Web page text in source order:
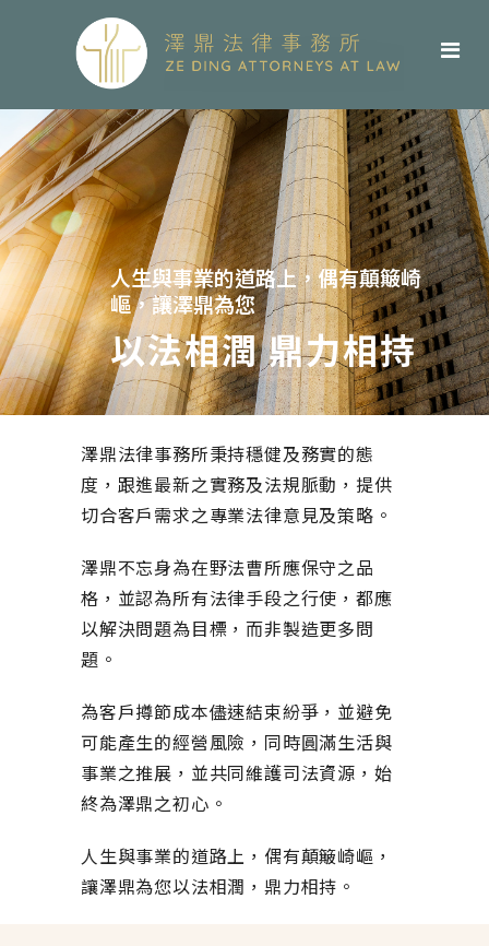
人生與事業的道路上，偶有顛簸崎
嶇，讓澤鼎為您
以法相潤 鼎力相持
澤鼎法律事務所秉持穩健及務實的態
度，跟進最新之實務及法規脈動，提供
切合客戶需求之專業法律意見及策略。
澤鼎不忘身為在野法曹所應保守之品
格，並認為所有法律手段之行使，都應
以解決問題為目標，而非製造更多問
題。
為客戶撙節成本儘速結束紛爭，並避免
可能產生的經營風險，同時圓滿生活與
事業之推展，並共同維護司法資源，始
終為澤鼎之初心。
人生與事業的道路上，偶有顛簸崎嶇，
讓澤鼎為您以法相潤，鼎力相持。